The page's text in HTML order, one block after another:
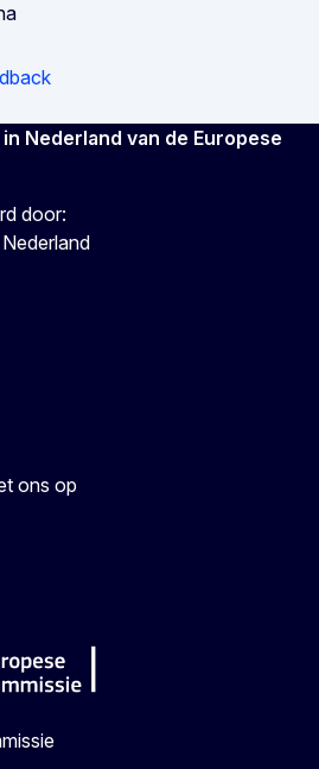
Nederland van de Europese
door:
ons op